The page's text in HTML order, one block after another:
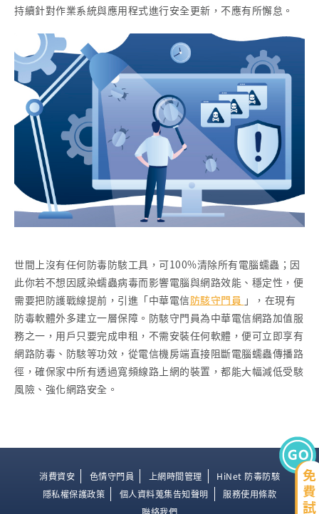
持續針對作業系統與應用程式進行安全更新，不應有所懈怠。
世間上沒有任何防毒防駭工具，可100%清除所有電腦蠕蟲；因
此你若不想因感染蠕蟲病毒而影響電腦與網路效能、穩定性，便
需要把防護戰線提前，引進「中華電信防駭守門員 」，在現有
防毒軟體外多建立一層保障。防駭守門員為中華電信網路加值服
務之一，用戶只要完成申租，不需安裝任何軟體，便可立即享有
網路防毒、防駭等功效，從電信機房端直接阻斷電腦蠕蟲傳播路
徑，確保家中所有透過寬頻線路上網的裝置，都能大幅減低受駭
風險、強化網路安全。
消費資安 色情守門員 上網時間管理
HiNet 防毒防駭
隱私權保護政策
個人資料蒐集告知聲明
服務使用條款